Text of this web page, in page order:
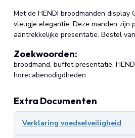
Met de HENDI broodmanden
vleugje elegantie. Deze manden
aantrekkelijke presentatie. Bestel
Zoekwoorden:
broodmand, buffet presentatie,
horecabenodigdheden
Extra Documenten
Verklaring voedselveiligheid